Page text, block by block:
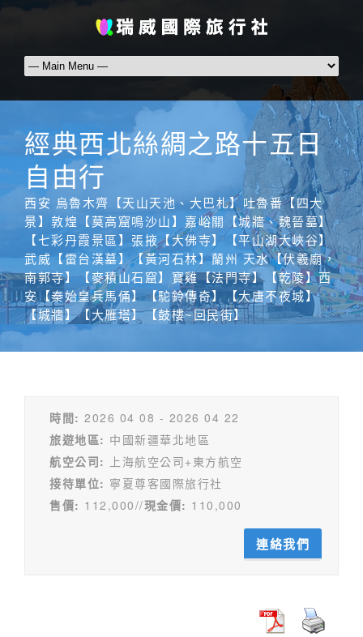
經典西北絲綢之路十五日
自由行
西安 烏魯木齊【天山天池、大巴札】吐魯番【四大
景】敦煌【莫高窟鳴沙山】嘉峪關【城牆、魏晉墓】
【七彩丹霞景區】張掖【大佛寺】【平山湖大峽谷】
武威【雷台漢墓】【黃河石林】蘭州 天水【伏羲廟，
南郭寺】【麥積山石窟】寶雞【法門寺】【乾陵】西
安【秦始皇兵馬俑】【駝鈴傳奇】【大唐不夜城】
【城牆】【大雁塔】【鼓樓~回民街】
時間: 2026 04 08 - 2026 04 22
旅遊地區: 中國新疆華北地區
航空公司:
上海航空公司+東方航空
接待單位: 寧夏尊客國際旅行社
售價: 112,000//現金價: 110,000
連絡我們